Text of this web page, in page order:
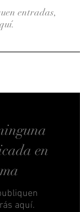
entradas,
en
aquí.